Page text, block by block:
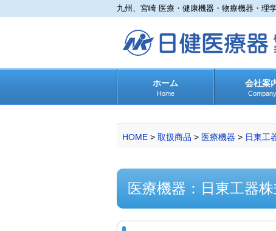
九州、宮崎 医療・健康機器・物療機器・理
ホーム
Home
会社案
Company
HOME > 取扱商品 > 医療機器 > 日東工
医療機器：日東工器